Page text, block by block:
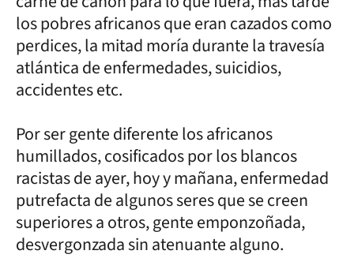
los pobres africanos que eran cazados como
perdices, la mitad moría durante la travesía
atlántica de enfermedades, suicidios,
accidentes etc.
Por ser gente diferente los africanos
humillados, cosificados por los blancos
racistas de ayer, hoy y mañana, enfermedad
putrefacta de algunos seres que se creen
superiores a otros, gente emponzoñada,
desvergonzada sin atenuante alguno.